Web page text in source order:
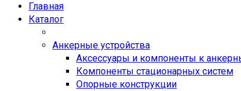
Главная
Каталог
Анкерные устройства
Аксессуары и компоненты к
Компоненты стационарных систем
Опорные конструкции